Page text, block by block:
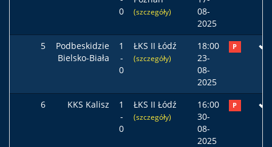
0
(szczegóły)
08-
2025
5
Podbeskidzie
Bielsko-Biała
1
-
0
ŁKS II Łódź
(szczegóły)
18:00
23-
08-
2025
P
6 KKS Kalisz
1
-
0
ŁKS II Łódź
(szczegóły)
16:00
30-
08-
2025
P